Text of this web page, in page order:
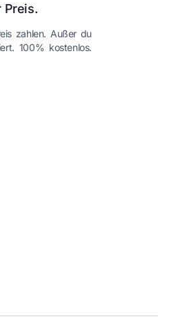
Preis.
zahlen. Außer du
100% kostenlos.